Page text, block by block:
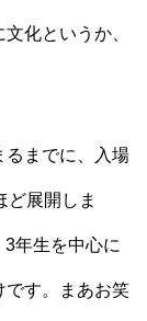
化というか、
までに、入場
ど展開しま
年生を中心に
です。まあお笑